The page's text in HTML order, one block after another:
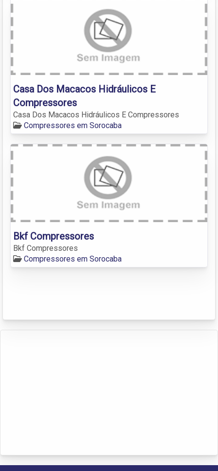
Casa Dos Macacos Hidráulicos E
Compressores
Casa Dos Macacos Hidráulicos E Compressores
Compressores em Sorocaba
Bkf Compressores
Bkf Compressores
Compressores em Sorocaba